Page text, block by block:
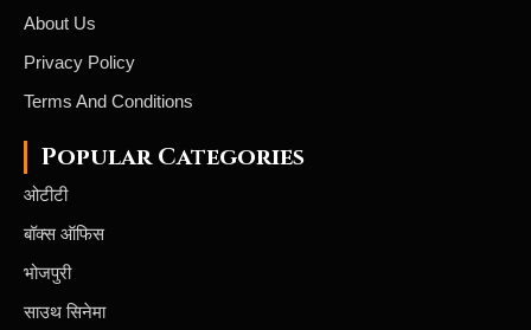
About Us
Privacy Policy
Terms And Conditions
Popular Categories
ओटीटी
बॉक्स ऑफिस
भोजपुरी
साउथ सिनेमा